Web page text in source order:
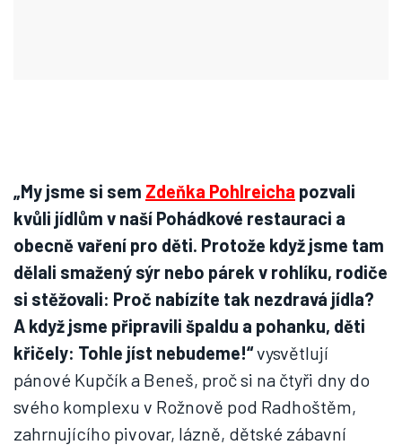
„My jsme si sem Zdeňka Pohlreicha pozvali
kvůli jídlům v naší Pohádkové restauraci a
obecně vaření pro děti. Protože když jsme tam
dělali smažený sýr nebo párek v rohlíku, rodiče
si stěžovali: Proč nabízíte tak nezdravá jídla?
A když jsme připravili špaldu a pohanku, děti
křičely: Tohle jíst nebudeme!“vysvětlují
pánové Kupčík a Beneš, proč si na čtyři dny do
svého komplexu v Rožnově pod Radhoštěm,
zahrnujícího pivovar, lázně, dětské zábavní